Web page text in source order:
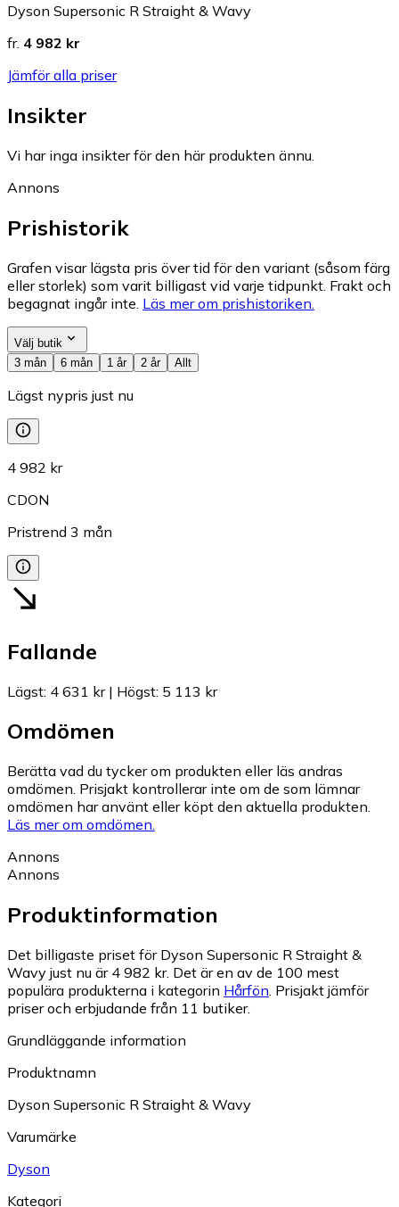
Dyson Supersonic R Straight & Wavy
fr. 4 982 kr
Jämför alla priser
Insikter
Vi har inga insikter för den här produkten ännu.
Annons
Prishistorik
Grafen visar lägsta pris över tid för den variant (såsom färg
eller storlek) som varit billigast vid varje tidpunkt. Frakt och
begagnat ingår inte. Läs mer om prishistoriken.
Välj butik
3 mån
6 mån 1 år 2 år Allt
Lägst nypris just nu
4 982 kr
CDON
Pristrend 3 mån
Fallande
Lägst: 4 631 kr| Högst: 5 113 kr
Omdömen
Berätta vad du tycker om produkten eller läs andras
omdömen. Prisjakt kontrollerar inte om de som lämnar
omdömen har använt eller köpt den aktuella produkten.
Läs mer om omdömen.
Annons
Annons
Produktinformation
Det billigaste priset för Dyson Supersonic R Straight &
Wavy just nu är 4 982 kr. Det är en av de 100 mest
populära produkterna i kategorin Hårfön. Prisjakt jämför
priser och erbjudande från 11 butiker.
Grundläggande information
Produktnamn
Dyson Supersonic R Straight & Wavy
Varumärke
Dyson
Kategori